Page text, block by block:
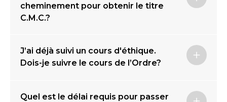
cheminement pour obtenir le titre
C.M.C.?
J’ai déjà suivi un cours d'éthique.
Dois-je suivre le cours de l’Ordre?
Quel est le délai requis pour passer